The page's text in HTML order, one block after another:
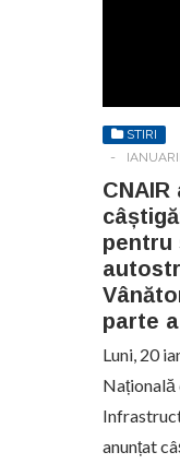
STIRI
-
pentru
parte
Luni, 20
Națională
anunțat